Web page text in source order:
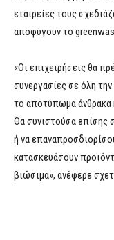
εταιρείες τους
αποφύγουν το
«Οι επιχειρήσεις θα
συνεργασίες σε όλη
το αποτύπωμα άνθρακα
Θα συνιστούσα επίσης
ή να
κατασκευάσουν
βιώσιμα», ανέφερε